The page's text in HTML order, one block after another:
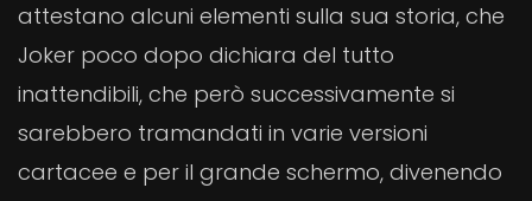
attestano alcuni elementi sulla sua storia, che
Joker poco dopo dichiara del tutto
inattendibili, che però successivamente si
sarebbero tramandati in varie versioni
cartacee e per il grande schermo, divenendo